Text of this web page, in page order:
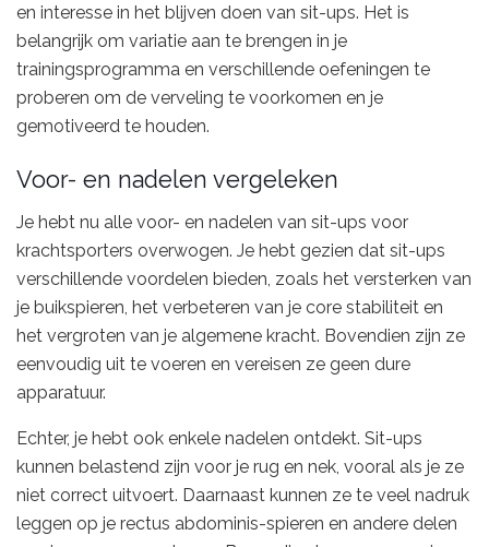
en interesse in het blijven doen van sit-ups. Het is
belangrijk om variatie aan te brengen in je
trainingsprogramma en verschillende oefeningen te
proberen om de verveling te voorkomen en je
gemotiveerd te houden.
Voor- en nadelen vergeleken
Je hebt nu alle voor- en nadelen van sit-ups voor
krachtsporters overwogen. Je hebt gezien dat sit-ups
verschillende voordelen bieden, zoals het versterken van
je buikspieren, het verbeteren van je core stabiliteit en
het vergroten van je algemene kracht. Bovendien zijn ze
eenvoudig uit te voeren en vereisen ze geen dure
apparatuur.
Echter, je hebt ook enkele nadelen ontdekt. Sit-ups
kunnen belastend zijn voor je rug en nek, vooral als je ze
niet correct uitvoert. Daarnaast kunnen ze te veel nadruk
leggen op je rectus abdominis-spieren en andere delen